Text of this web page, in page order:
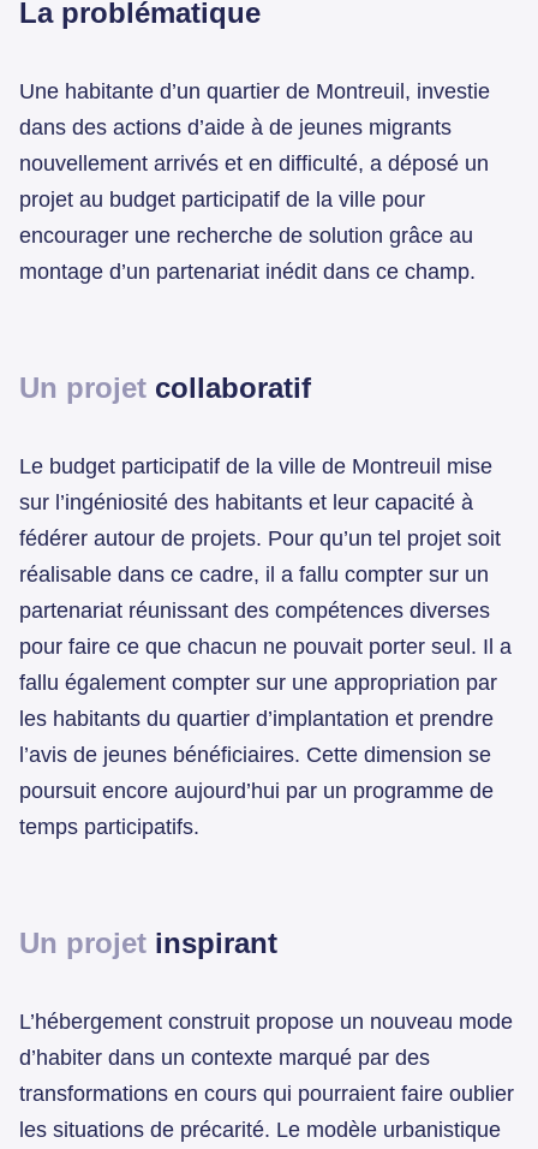
La problématique
Une habitante d’un quartier de Montreuil, investie
dans des actions d’aide à de jeunes migrants
nouvellement arrivés et en difficulté, a déposé un
projet au budget participatif de la ville pour
encourager une recherche de solution grâce au
montage d’un partenariat inédit dans ce champ.
Un projet collaboratif
Le budget participatif de la ville de Montreuil mise
sur l’ingéniosité des habitants et leur capacité à
fédérer autour de projets. Pour qu’un tel projet soit
réalisable dans ce cadre, il a fallu compter sur un
partenariat réunissant des compétences diverses
pour faire ce que chacun ne pouvait porter seul. Il a
fallu également compter sur une appropriation par
les habitants du quartier d’implantation et prendre
l’avis de jeunes bénéficiaires. Cette dimension se
poursuit encore aujourd’hui par un programme de
temps participatifs.
Un projet inspirant
L’hébergement construit propose un nouveau mode
d’habiter dans un contexte marqué par des
transformations en cours qui pourraient faire oublier
les situations de précarité. Le modèle urbanistique